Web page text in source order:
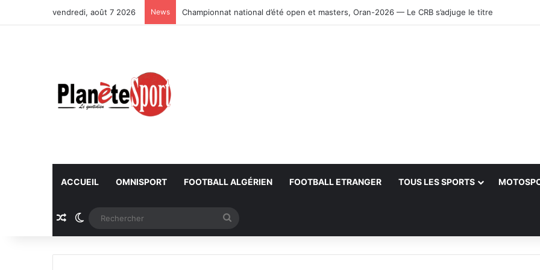
vendredi, août 7 2026 News La FAF tourne la page Petković et lance le processus de succession
ACCUEIL OMNISPORT FOOTBALL ALGÉRIEN FOOTBALL ETRANGER TOUS LES SPORTS
Article Aléatoire
Switch skin